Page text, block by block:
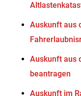
Auskunft aus
Auskunft aus
beantragen
Auskunft im